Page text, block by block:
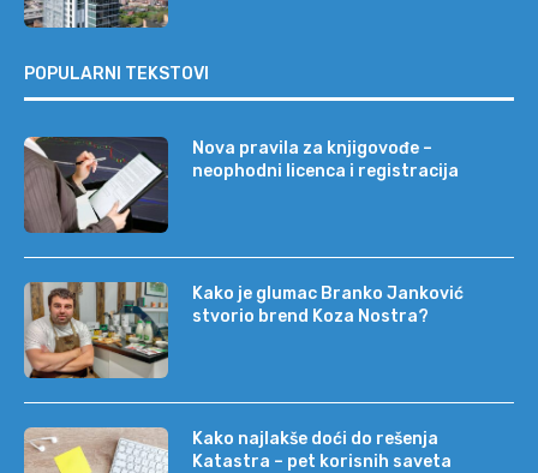
POPULARNI TEKSTOVI
Nova pravila za knjigovođe –
neophodni licenca i registracija
Kako je glumac Branko Janković
stvorio brend Koza Nostra?
Kako najlakše doći do rešenja
Katastra – pet korisnih saveta